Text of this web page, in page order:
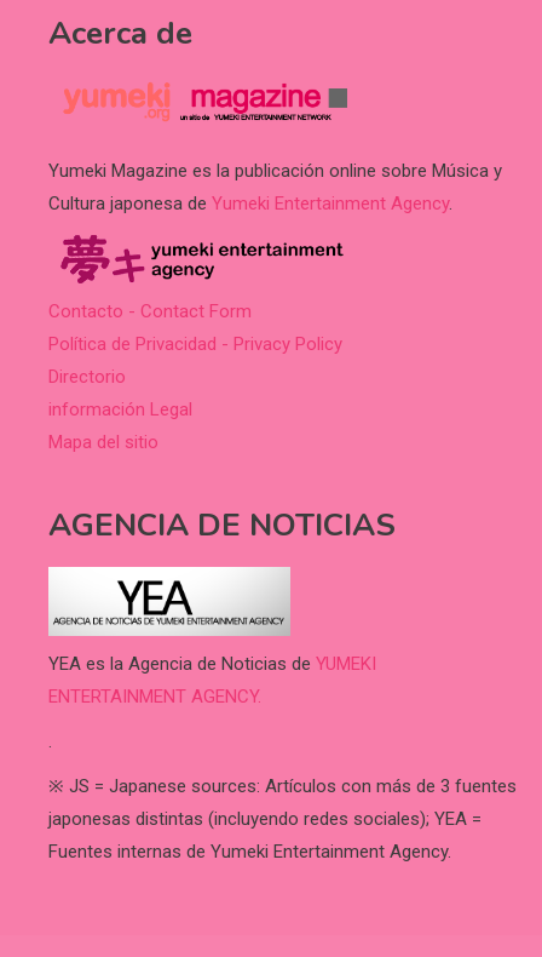
Acerca de
Yumeki Magazine es la publicación online sobre Música y
Cultura japonesa de Yumeki Entertainment Agency.
Contacto - Contact Form
Política de Privacidad - Privacy Policy
Directorio
información Legal
Mapa del sitio
AGENCIA DE NOTICIAS
YEA es la Agencia de Noticias de YUMEKI
ENTERTAINMENT AGENCY.
.
※ JS = Japanese sources: Artículos con más de 3 fuentes
japonesas distintas (incluyendo redes sociales); YEA =
Fuentes internas de Yumeki Entertainment Agency.